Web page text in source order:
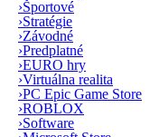
›Športové
›Stratégie
›Závodné
›Predplatné
›EURO hry
›Virtuálna realita
›PC Epic Game Store
›ROBLOX
›Software